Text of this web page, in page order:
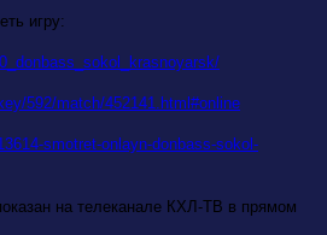
игру:
592/match/452141.html#online
smotret-onlayn-donbass-sokol-
на телеканале КХЛ-ТВ в прямом